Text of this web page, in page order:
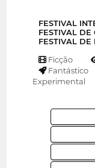
FESTIVAL
FESTIVAL DE
FESTIVAL DE
Ficção
Fantástico
Experimental